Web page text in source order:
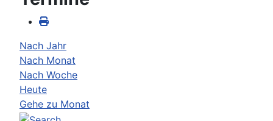
Nach Jahr
Nach Monat
Nach Woche
Heute
Gehe zu Monat